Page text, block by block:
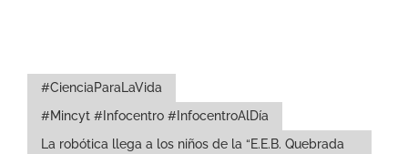
#CienciaParaLaVida
#Mincyt #Infocentro #InfocentroAlDía
La robótica llega a los niños de la “E.E.B. Quebrada